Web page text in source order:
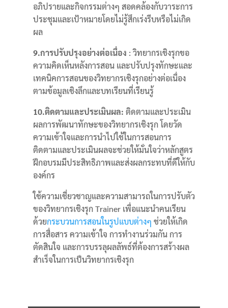
อภิปรายและกิจกรรมต่างๆ สอดคล้องกับวาระการ
ประชุมและเป้าหมายโดยไม่รู้สึกเร่งรีบหรือไม่เกิด
ผล
9.การปรับปรุงอย่างต่อเนื่อง : วิทยากรเชิงรุกขอ
ความคิดเห็นหลังการสอน และปรับปรุงทักษะและ
เทคนิคการสอนของวิทยากรเชิงรุกอย่างต่อเนื่อง
ตามข้อมูลเชิงลึกและบทเรียนที่เรียนรู้
10.ติดตามและประเมินผล: ติดตามและประเมิน
ผลการพัฒนาทักษะของวิทยากรเชิงรุกโดยวัด
ความเข้าใจและการนำไปใช้ในการสอนการ
ติดตามและประเมินผลจะช่วยให้มั่นใจว่าหลักสูตร
ฝึกอบรมมีประสิทธิภาพและส่งผลกระทบที่ดีให้กับ
องค์กร
ใช้ความเชี่ยวชาญและความสามารถในการปรับตัว
ของวิทยากรเชิงรุก Trainer เพื่อแนะนำคนเรียน
ด้วยกระบวนการสอนในรูปแบบต่างๆ ช่วยให้เกิด
การสื่อสาร ความเข้าใจ การทำงานร่วมกัน การ
ตัดสินใจ และการบรรลุผลลัพธ์ที่ต้องการสร้างผล
สำเร็จในการเป็นวิทยากรเชิงรุก